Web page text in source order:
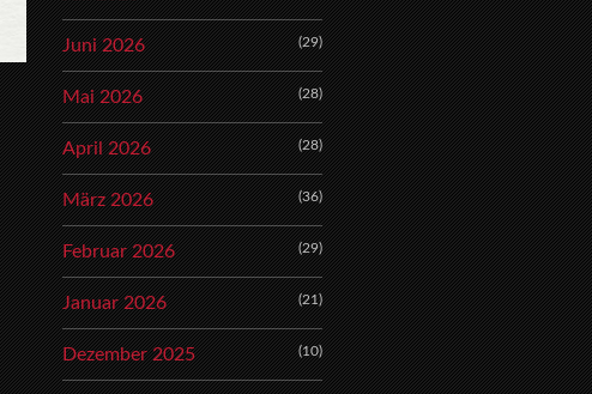
Juni 2026 (29)
Mai 2026 (28)
April 2026 (28)
März 2026 (36)
Februar 2026 (29)
Januar 2026 (21)
Dezember 2025 (10)